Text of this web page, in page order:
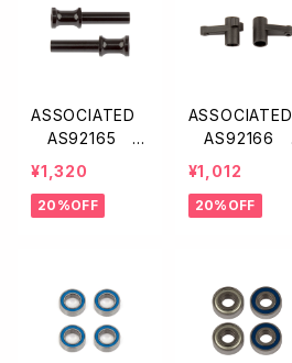
ASSOCIATED
AS92165 ス
テアリングベル
クランクポスト
【B74/B74.1】
¥1,320
20%OFF
ASSOCIATED
AS92166
ステアリングベ
ルクランク【B7
4/B74.1】
¥1,012
20%OFF